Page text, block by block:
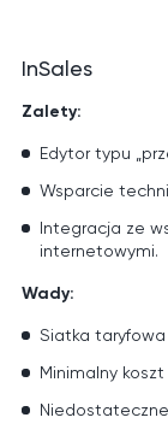
InSales
Zalety:
Edytor typu
Wsparcie
Integracja ze
internetowymi.
Wady:
Siatka taryfowa
Minimalny